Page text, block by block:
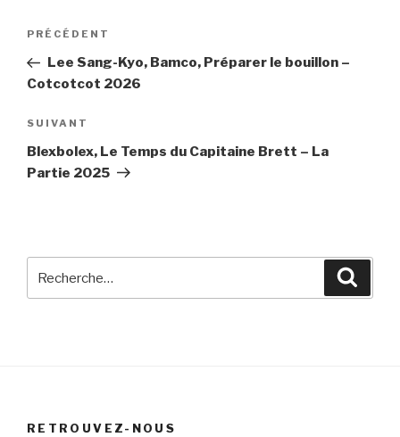
Navigation
l’article
Article
précédent
PRÉCÉDENT
Lee Sang-Kyo, Bamco, Préparer le bouillon –
Cotcotcot 2026
Article
suivant
SUIVANT
Blexbolex, Le Temps du Capitaine Brett – La
Partie 2025
RETROUVEZ-NOUS